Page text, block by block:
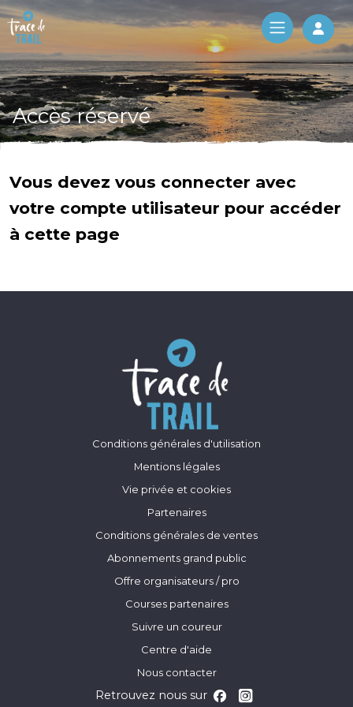
Log
Accès réservé
Vous devez vous connecter avec
votre compte utilisateur pour accéder
à cette page
Conditions générales d'utilisation
Mentions légales
Vie privée et cookies
Partenaires
Conditions générales de ventes
Abonnements grand public
Offre organisateurs / pro
Courses partenaires
Suivre un coureur
Centre d'aide
Nous contacter
Retrouvez nous sur